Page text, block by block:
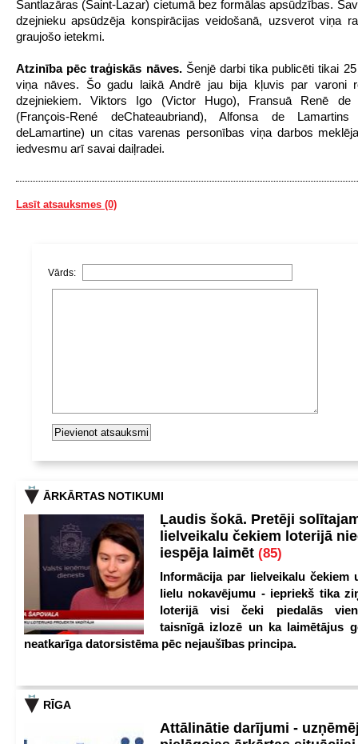
Santlazāras (Saint-Lazar) cietumā bez formālas apsūdzības.
dzejnieku apsūdzēja konspirācijas veidošanā, uzsverot viņa
graujošo ietekmi.
Atzinība pēc traģiskās nāves. Šenjē darbi tika publicēti tikai
viņa nāves. Šo gadu laikā Andrē jau bija kļuvis par varoni
dzejniekiem. Viktors Igo (Victor Hugo), Fransuā Renē de
(François-René deChateaubriand), Alfonsa de Lamartins
deLamartine) un citas varenas personības viņa darbos
iedvesmu arī savai daiļradei.
Lasīt atsauksmes (0)
Vārds:
ĀRKĀRTAS NOTIKUMI
Ļaudis šokā. Pretēji
lielveikalu čekiem loterijā
iespēja laimēt (85)
Informācija par lielveikalu čekiem
lielu nokavējumu - iepriekš tika
loterijā visi čeki piedalās
taisnīgā izlozē un ka laimētājus
neatkarīga datorsistēma pēc nejaušības principa.
RĪGA
Attālinātie darījumi -